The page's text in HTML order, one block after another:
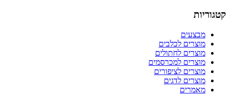
קטגוריות
מבצעים
מוצרים לכלבים
מוצרים לחתולים
מוצרים למכרסמים
מוצרים לציפורים
מוצרים לדגים
מאמרים